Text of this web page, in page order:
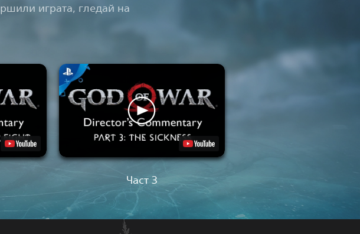
играта, гледай на
Част 3